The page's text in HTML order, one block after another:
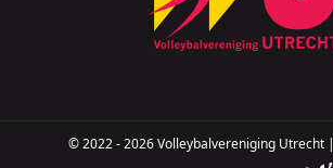
© 2022 - 2026 Volleybalvereniging Utrecht |